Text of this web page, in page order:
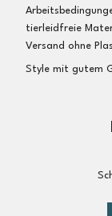
tierleidfreie
Versand ohne
Style mit gutem